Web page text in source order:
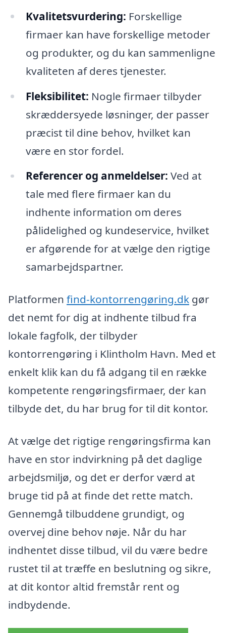
Kvalitetsvurdering: Forskellige
firmaer kan have forskellige metoder
og produkter, og du kan sammenligne
kvaliteten af deres tjenester.
Fleksibilitet: Nogle firmaer tilbyder
skræddersyede løsninger, der passer
præcist til dine behov, hvilket kan
være en stor fordel.
Referencer og anmeldelser: Ved at
tale med flere firmaer kan du
indhente information om deres
pålidelighed og kundeservice, hvilket
er afgørende for at vælge den rigtige
samarbejdspartner.
Platformen find-kontorrengøring.dk gør
det nemt for dig at indhente tilbud fra
lokale fagfolk, der tilbyder
kontorrengøring i Klintholm Havn. Med et
enkelt klik kan du få adgang til en række
kompetente rengøringsfirmaer, der kan
tilbyde det, du har brug for til dit kontor.
At vælge det rigtige rengøringsfirma kan
have en stor indvirkning på det daglige
arbejdsmiljø, og det er derfor værd at
bruge tid på at finde det rette match.
Gennemgå tilbuddene grundigt, og
overvej dine behov nøje. Når du har
indhentet disse tilbud, vil du være bedre
rustet til at træffe en beslutning og sikre,
at dit kontor altid fremstår rent og
indbydende.